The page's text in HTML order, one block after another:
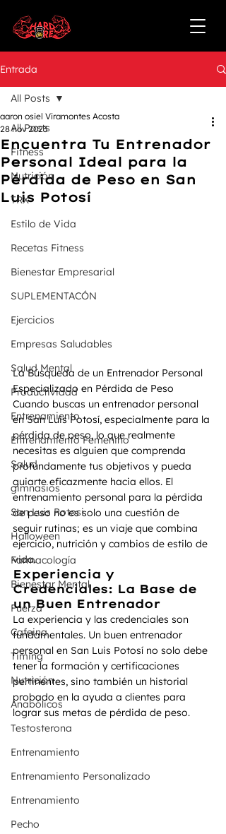
Entrada
All Posts
Fitness
Nutrición
TRX
Estilo de Vida
Recetas Fitness
Bienestar Empresarial
SUPLEMENTACÓN
Ejercicios
Empresas Saludables
Salud Mental
Productividad
Entrenamiento
Entrenamiento Femenino
Salud
gimnasios
San Luis Potosi
Halloween
Farmacología
Bienestar Mental
Fuerza
Cafeina
Timing
Nutrición
Anabólicos
Testosterona
Entrenamiento
Entrenamiento Personalizado
Entrenamiento
Pecho
All Posts
Encuentra Tu Entrenador
Personal Ideal para la
Pérdida de Peso en San
Luis Potosí
aaron osiel Viramontes Acosta
28 nov 2023
La Búsqueda de un Entrenador Personal
Especializado en Pérdida de Peso
Cuando buscas un entrenador personal
en San Luis Potosí, especialmente para la
pérdida de peso, lo que realmente
necesitas es alguien que comprenda
profundamente tus objetivos y pueda
guiarte eficazmente hacia ellos. El
entrenamiento personal para la pérdida
de peso no es solo una cuestión de
seguir rutinas; es un viaje que combina
ejercicio, nutrición y cambios de estilo de
vida.
Experiencia y
Credenciales: La Base de
un Buen Entrenador
La experiencia y las credenciales son
fundamentales. Un buen entrenador
personal en San Luis Potosí no solo debe
tener la formación y certificaciones
pertinentes, sino también un historial
probado en la ayuda a clientes para
lograr sus metas de pérdida de peso.